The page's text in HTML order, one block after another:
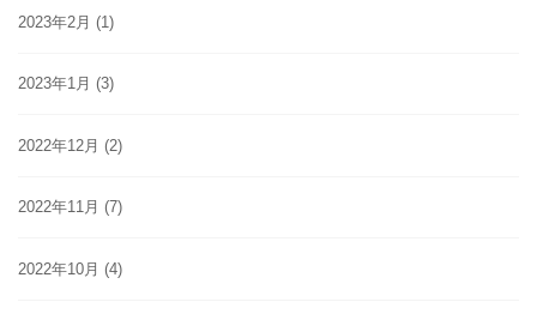
2023年2月 (1)
2023年1月 (3)
2022年12月 (2)
2022年11月 (7)
2022年10月 (4)